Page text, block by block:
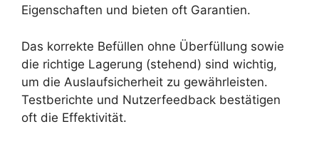
Eigenschaften und bieten oft Garantien.
Das korrekte Befüllen ohne Überfüllung sowie
die richtige Lagerung (stehend) sind wichtig,
um die Auslaufsicherheit zu gewährleisten.
Testberichte und Nutzerfeedback bestätigen
oft die Effektivität.